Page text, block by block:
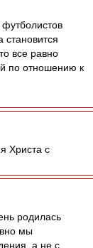
становится
все равно
по отношению к
Христа с
родилась
мы
а не с